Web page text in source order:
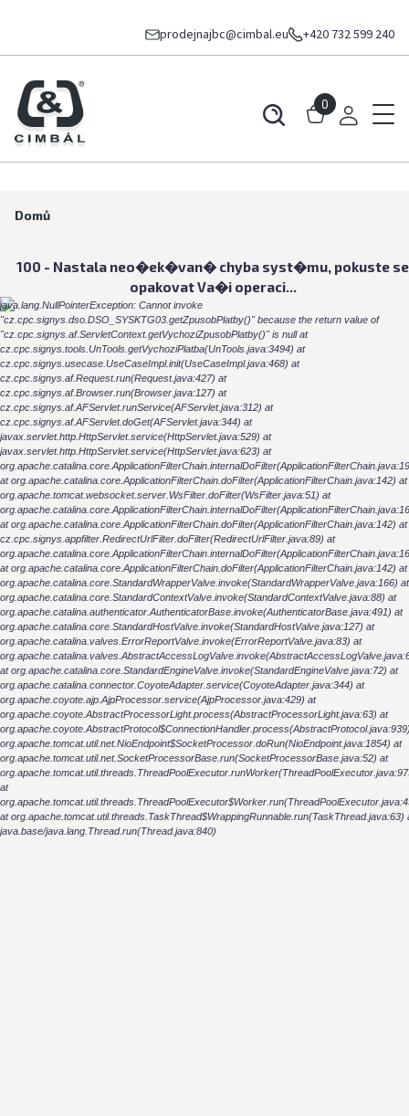
prodejnajbc@cimbal.eu +420 732 599 240
0
Domů
100 - Nastala neo�ek�van� chyba syst�mu, pokuste se
opakovat Va�i operaci...
java.lang.NullPointerException: Cannot invoke
"cz.cpc.signys.dso.DSO_SYSKTG03.getZpusobPlatby()" because the return value of
"cz.cpc.signys.af.ServletContext.getVychoziZpusobPlatby()" is null at
cz.cpc.signys.tools.UnTools.getVychoziPlatba(UnTools.java:3494) at
cz.cpc.signys.usecase.UseCaseImpl.init(UseCaseImpl.java:468) at
cz.cpc.signys.af.Request.run(Request.java:427) at
cz.cpc.signys.af.Browser.run(Browser.java:127) at
cz.cpc.signys.af.AFServlet.runService(AFServlet.java:312) at
cz.cpc.signys.af.AFServlet.doGet(AFServlet.java:344) at
javax.servlet.http.HttpServlet.service(HttpServlet.java:529) at
javax.servlet.http.HttpServlet.service(HttpServlet.java:623) at
at org.apache.catalina.core.ApplicationFilterChain.doFilter(ApplicationFilterChain.java:142) at
org.apache.tomcat.websocket.server.WsFilter.doFilter(WsFilter.java:51) at
at org.apache.catalina.core.ApplicationFilterChain.doFilter(ApplicationFilterChain.java:142) at
cz.cpc.signys.appfilter.RedirectUrlFilter.doFilter(RedirectUrlFilter.java:89) at
at org.apache.catalina.core.ApplicationFilterChain.doFilter(ApplicationFilterChain.java:142) at
org.apache.catalina.core.StandardWrapperValve.invoke(StandardWrapperValve.java:166) at
org.apache.catalina.core.StandardContextValve.invoke(StandardContextValve.java:88) at
org.apache.catalina.authenticator.AuthenticatorBase.invoke(AuthenticatorBase.java:491) at
org.apache.catalina.core.StandardHostValve.invoke(StandardHostValve.java:127) at
org.apache.catalina.valves.ErrorReportValve.invoke(ErrorReportValve.java:83) at
at org.apache.catalina.core.StandardEngineValve.invoke(StandardEngineValve.java:72) at
org.apache.catalina.connector.CoyoteAdapter.service(CoyoteAdapter.java:344) at
org.apache.coyote.ajp.AjpProcessor.service(AjpProcessor.java:429) at
org.apache.coyote.AbstractProcessorLight.process(AbstractProcessorLight.java:63) at
org.apache.tomcat.util.net.NioEndpoint$SocketProcessor.doRun(NioEndpoint.java:1854) at
org.apache.tomcat.util.net.SocketProcessorBase.run(SocketProcessorBase.java:52) at
at
at org.apache.tomcat.util.threads.TaskThread$WrappingRunnable.run(TaskThread.java:63)
java.base/java.lang.Thread.run(Thread.java:840)